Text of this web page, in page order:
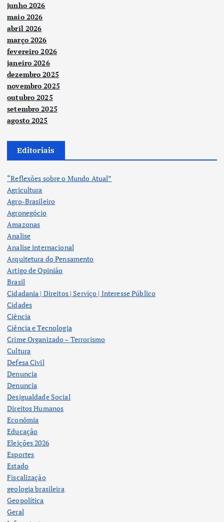
junho 2026
maio 2026
abril 2026
março 2026
fevereiro 2026
janeiro 2026
dezembro 2025
novembro 2025
outubro 2025
setembro 2025
agosto 2025
Editoriais
“Reflexões sobre o Mundo Atual”
Agricultura
Agro-Brasileiro
Agronegócio
Amazonas
Analise
Analise internacional
Arquitetura do Pensamento
Artigo de Opinião
Brasil
Cidadania | Direitos | Serviço | Interesse Público
Cidades
Ciência
Ciência e Tecnologia
Crime Organizado – Terrorismo
Cultura
Defesa Civil
Denuncia
Denuncia
Desigualdade Social
Direitos Humanos
Econômia
Educação
Eleições 2026
Esportes
Estado
Fiscalização
geologia brasileira
Geopolítica
Geral